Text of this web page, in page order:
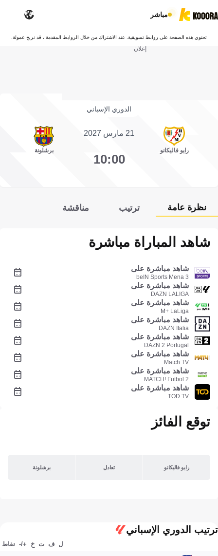
مباشر
تحتوي هذه الصفحة على روابط تسويقية. عند الاشتراك من خلال الروابط المقدمة ، قد نربح عمولة.
إعلان
الدوري الإسباني
رايو فاليكانو
21 مارس 2027
10:00
برشلونة
نظرة عامة ترتيب مناقشة
شاهد المباراة مباشرة
شاهد مباشرة على
beIN Sports Mena 3
شاهد مباشرة على
DAZN LALIGA
شاهد مباشرة على
M+ LaLiga
شاهد مباشرة على
DAZN Italia
شاهد مباشرة على
DAZN 2 Portugal
شاهد مباشرة على
Match TV
شاهد مباشرة على
MATCH! Futbol 2
شاهد مباشرة على
TOD TV
توقع الفائز
رايو فاليكانو تعادل برشلونة
ترتيب الدوري الإسباني
ل ف ت خ +/- نقاط